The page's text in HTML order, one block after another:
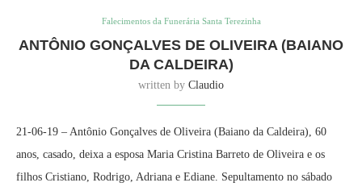
Falecimentos da Funerária Santa Terezinha
ANTÔNIO GONÇALVES DE OLIVEIRA (BAIANO
DA CALDEIRA)
written by Claudio
21-06-19 – Antônio Gonçalves de Oliveira (Baiano da Caldeira), 60
anos, casado, deixa a esposa Maria Cristina Barreto de Oliveira e os
filhos Cristiano, Rodrigo, Adriana e Ediane. Sepultamento no sábado